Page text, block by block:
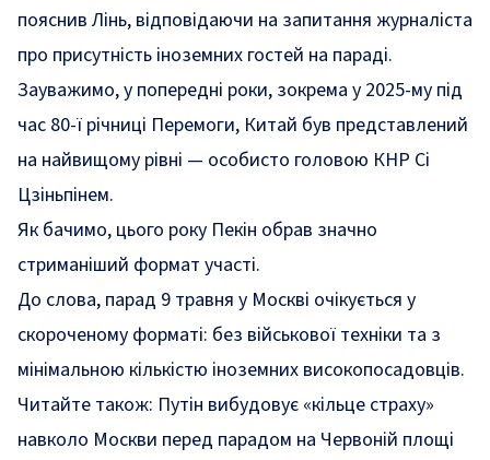
пояснив Лінь, відповідаючи на запитання журналіста
про присутність іноземних гостей на параді.
Зауважимо, у попередні роки, зокрема у 2025-му під
час 80-ї річниці Перемоги, Китай був представлений
на найвищому рівні — особисто головою КНР Сі
Цзіньпінем.
Як бачимо, цього року Пекін обрав значно
стриманіший формат участі.
До слова, парад 9 травня у Москві очікується у
скороченому форматі: без військової техніки та з
мінімальною кількістю іноземних високопосадовців.
Читайте також: Путін вибудовує «кільце страху»
навколо Москви перед парадом на Червоній площі